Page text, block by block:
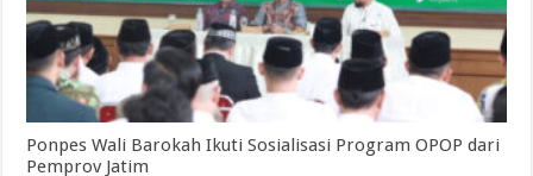
Ponpes Wali Barokah Ikuti Sosialisasi Program OPOP dari
Pemprov Jatim